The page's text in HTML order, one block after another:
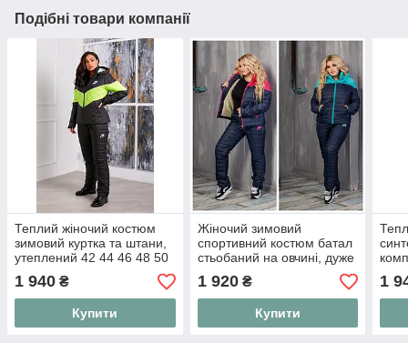
Подібні товари компанії
Теплий жіночий костюм
зимовий куртка та штани,
утеплений 42 44 46 48 50
52 54 56
1 940 ₴
Купити
Жіночий зимовий
спортивний костюм батал
стьобаний на овчині, дуже
теплий лижний костюм-
двійка куртка та штани на
синтепоні "Nordic
1 920₴
Купити
54
1